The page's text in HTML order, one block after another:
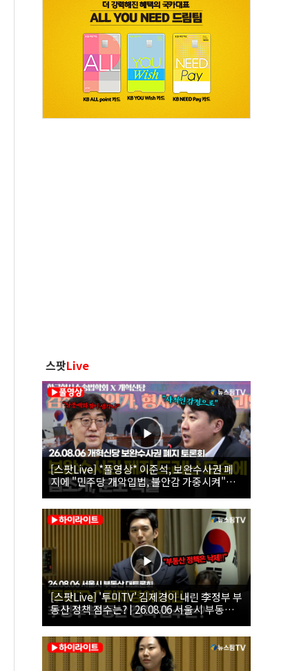
스팟Live
[스팟Live] *풀영상* 이준석, 보완수사권 폐
지에 "민주당 개악입법, 불안감 가중시켜"｜
26.08.06 개혁신당 보완수사권 폐지 토론회
[스팟Live] '투미TV' 김제경이 내린 李정부 부
동산 정책 점수는? | 26.08.06 서울시 부동산
대토론회